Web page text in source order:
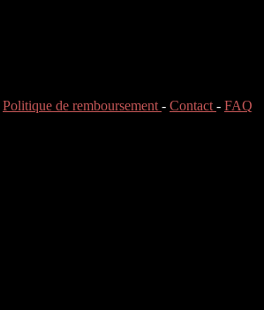
Politique de remboursement - Contact - FAQ